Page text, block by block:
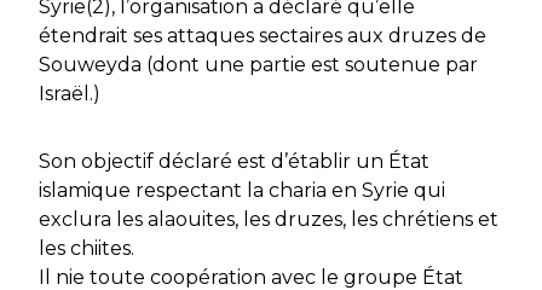
Syrie(2), l’organisation a déclaré qu’elle
étendrait ses attaques sectaires aux druzes de
Souweyda (dont une partie est soutenue par
Israël.)
Son objectif déclaré est d’établir un État
islamique respectant la charia en Syrie qui
exclura les alaouites, les druzes, les chrétiens et
les chiites.
Il nie toute coopération avec le groupe État